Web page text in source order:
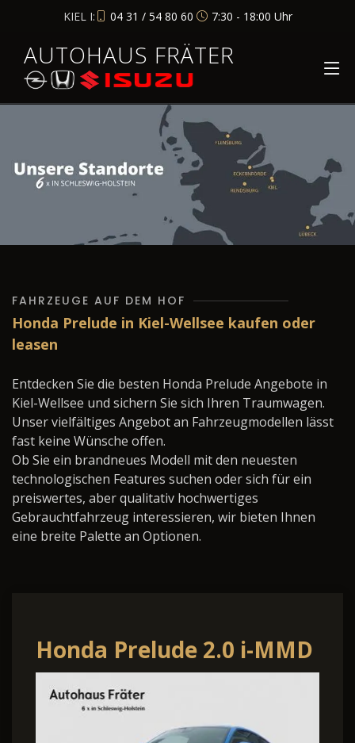
KIEL I: 04 31 / 54 80 60 7:30 - 18:00 Uhr
AUTOHAUS FRÄTER
FAHRZEUGE AUF DEM HOF
Honda Prelude in Kiel-Wellsee kaufen oder
leasen
Entdecken Sie die besten Honda Prelude Angebote in
Kiel-Wellsee und sichern Sie sich Ihren Traumwagen.
Unser vielfältiges Angebot an Fahrzeugmodellen lässt
fast keine Wünsche offen.
Ob Sie ein brandneues Modell mit den neuesten
technologischen Features suchen oder sich für ein
preiswertes, aber qualitativ hochwertiges
Gebrauchtfahrzeug interessieren, wir bieten Ihnen
eine breite Palette an Optionen.
Honda Prelude 2.0 i-MMD
e:HEV 135 kW Advance